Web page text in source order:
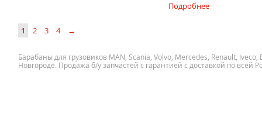
Подробнее
1 2 3 4 →
Барабаны для грузовиков MAN, Scania, Volvo, Mercedes, Renault,
Новгороде. Продажа б/у запчастей с гарантией с доставкой по всей